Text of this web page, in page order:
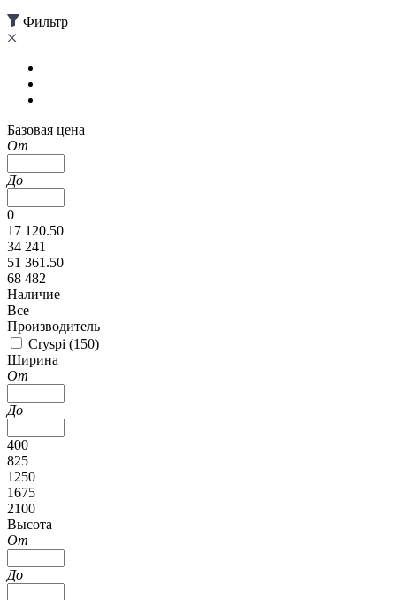
Фильтр
Базовая цена
От
До
0
17 120.50
34 241
51 361.50
68 482
Наличие
Все
Производитель
Cryspi (150)
Ширина
От
До
400
825
1250
1675
2100
Высота
От
До